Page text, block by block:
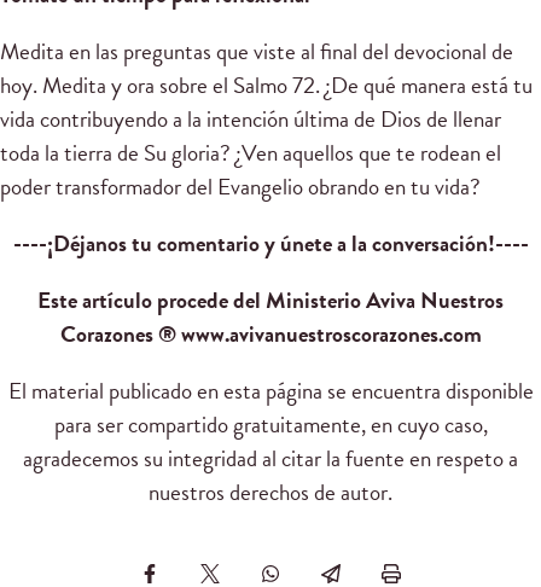
Medita en las preguntas que viste al final del devocional de
hoy. Medita y ora sobre el Salmo 72. ¿De qué manera está tu
vida contribuyendo a la intención última de Dios de llenar
toda la tierra de Su gloria? ¿Ven aquellos que te rodean el
poder transformador del Evangelio obrando en tu vida?
----¡Déjanos tu comentario y únete a la conversación!----
Este artículo procede del Ministerio Aviva Nuestros
Corazones ® www.avivanuestroscorazones.com
El material publicado en esta página se encuentra disponible
para ser compartido gratuitamente, en cuyo caso,
agradecemos su integridad al citar la fuente en respeto a
nuestros derechos de autor.